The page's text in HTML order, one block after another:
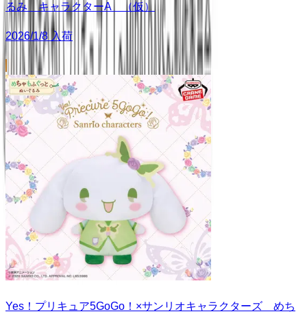
るみ キャラクターA （仮）
2026/1/8 入荷
Yes！プリキュア5GoGo！×サンリオキャラクターズ めち